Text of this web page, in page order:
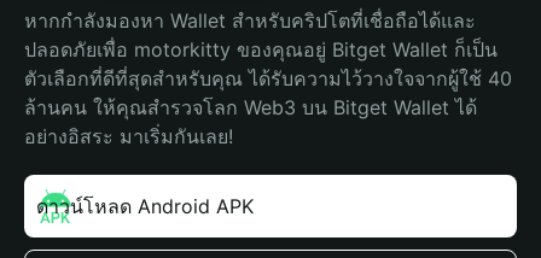
หากกำลังมองหา Wallet สำหรับคริปโตที่เชื่อถือได้และ
ปลอดภัยเพื่อ motorkitty ของคุณอยู่ Bitget Wallet ก็เป็น
ตัวเลือกที่ดีที่สุดสำหรับคุณ ได้รับความไว้วางใจจากผู้ใช้ 40
ล้านคน ให้คุณสำรวจโลก Web3 บน Bitget Wallet ได้
อย่างอิสระ มาเริ่มกันเลย!
ดาวน์โหลด Android APK